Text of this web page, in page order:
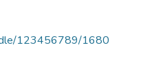
123456789/1680